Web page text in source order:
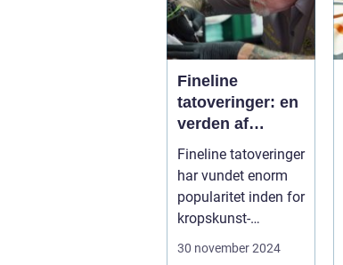
Fineline
tatoveringer: en
verden af
detaljer og
elegance
Fineline tatoveringer
har vundet enorm
popularitet inden for
kropskunst-
verdenen de seneste
30 november 2024